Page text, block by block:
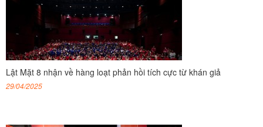
Lật Mặt 8 nhận về hàng loạt phản hồi tích cực từ khán giả
29/04/2025